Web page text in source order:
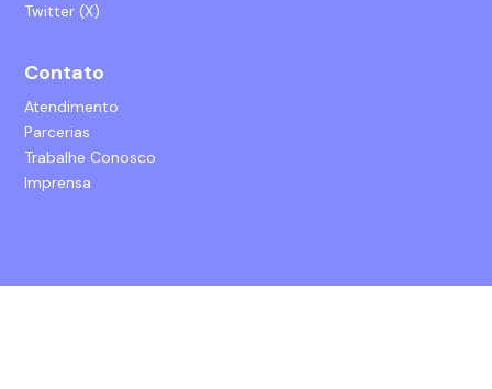
Twitter (X)
Contato
Atendimento
Parcerias
Trabalhe Conosco
Imprensa